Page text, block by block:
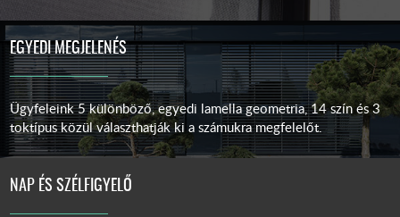
EGYEDI MEGJELENÉS
Ügyfeleink 5 különböző, egyedi lamella geometria, 14 szín és 3
toktípus közül választhatják ki a számukra megfelelőt.
NAP ÉS SZÉLFIGYELŐ